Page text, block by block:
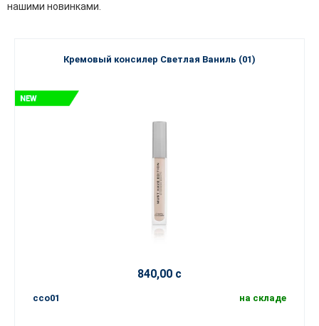
нашими новинками.
Кремовый консилер Светлая Ваниль (01)
840,00 с
cco01 на складе